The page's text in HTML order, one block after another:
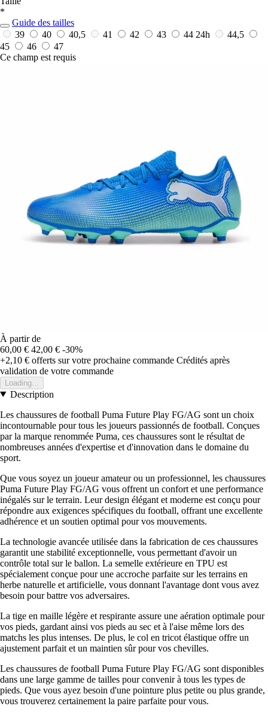
*
Guide des tailles
39
40 40,5 41 42 43 44 24h
44,5
45
46
47
Ce champ est requis
À partir de
60,00 € 42,00 € -30%
+2,10 € offerts sur votre prochaine commande Crédités après
validation de votre commande
Loading...
Description
Les chaussures de football Puma Future Play FG/AG sont un choix
incontournable pour tous les joueurs passionnés de football. Conçues
par la marque renommée Puma, ces chaussures sont le résultat de
nombreuses années d'expertise et d'innovation dans le domaine du
sport.
Que vous soyez un joueur amateur ou un professionnel, les chaussures
Puma Future Play FG/AG vous offrent un confort et une performance
inégalés sur le terrain. Leur design élégant et moderne est conçu pour
répondre aux exigences spécifiques du football, offrant une excellente
adhérence et un soutien optimal pour vos mouvements.
La technologie avancée utilisée dans la fabrication de ces chaussures
garantit une stabilité exceptionnelle, vous permettant d'avoir un
contrôle total sur le ballon. La semelle extérieure en TPU est
spécialement conçue pour une accroche parfaite sur les terrains en
herbe naturelle et artificielle, vous donnant l'avantage dont vous avez
besoin pour battre vos adversaires.
La tige en maille légère et respirante assure une aération optimale pour
vos pieds, gardant ainsi vos pieds au sec et à l'aise même lors des
matchs les plus intenses. De plus, le col en tricot élastique offre un
ajustement parfait et un maintien sûr pour vos chevilles.
Les chaussures de football Puma Future Play FG/AG sont disponibles
dans une large gamme de tailles pour convenir à tous les types de
pieds. Que vous ayez besoin d'une pointure plus petite ou plus grande,
vous trouverez certainement la paire parfaite pour vous.